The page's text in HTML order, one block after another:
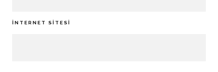
İNTERNET SITESI